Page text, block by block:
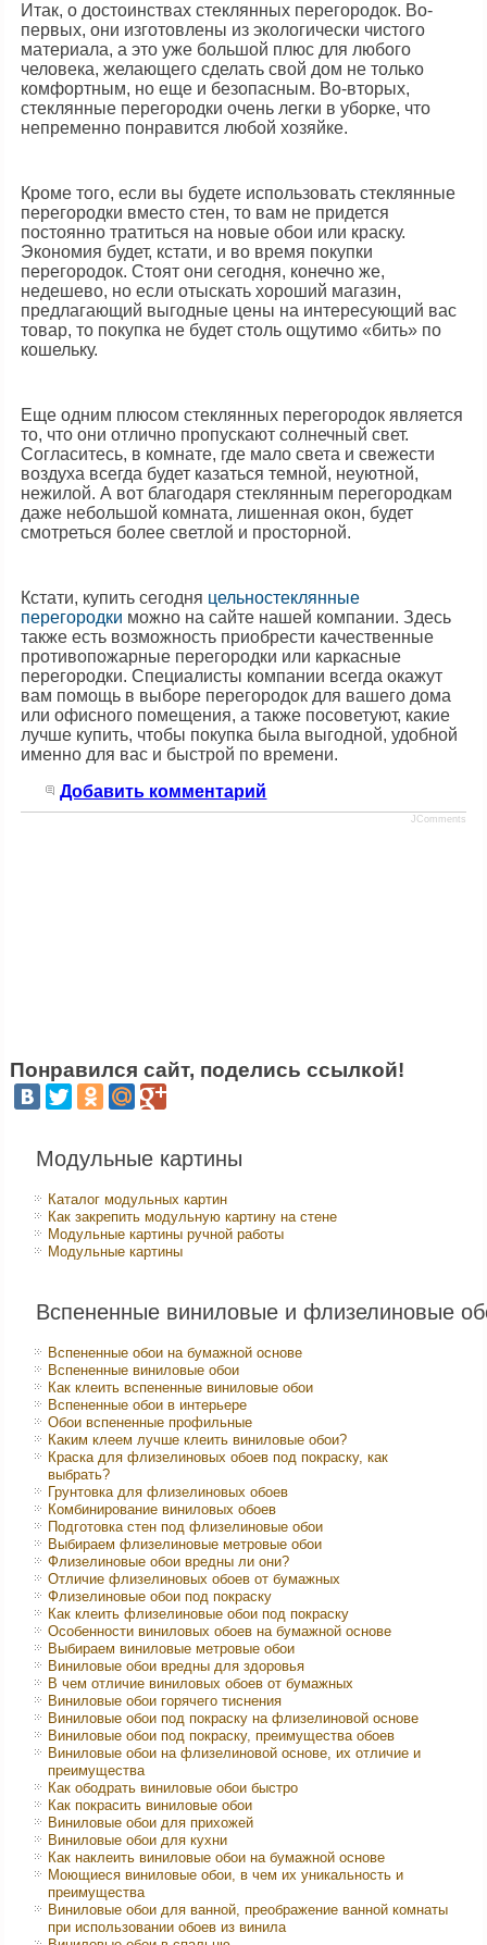
Итак, о достоинствах стеклянных перегородок. Во-
первых, они изготовлены из экологически чистого
материала, а это уже большой плюс для любого
человека, желающего сделать свой дом не только
комфортным, но еще и безопасным. Во-вторых,
стеклянные перегородки очень легки в уборке, что
непременно понравится любой хозяйке.
Кроме того, если вы будете использовать стеклянные
перегородки вместо стен, то вам не придется
постоянно тратиться на новые обои или краску.
Экономия будет, кстати, и во время покупки
перегородок. Стоят они сегодня, конечно же,
недешево, но если отыскать хороший магазин,
предлагающий выгодные цены на интересующий вас
товар, то покупка не будет столь ощутимо «бить» по
кошельку.
Еще одним плюсом стеклянных перегородок является
то, что они отлично пропускают солнечный свет.
Согласитесь, в комнате, где мало света и свежести
воздуха всегда будет казаться темной, неуютной,
нежилой. А вот благодаря стеклянным перегородкам
даже небольшой комната, лишенная окон, будет
смотреться более светлой и просторной.
Кстати, купить сегодня цельностеклянные
перегородки можно на сайте нашей компании. Здесь
также есть возможность приобрести качественные
противопожарные перегородки или каркасные
перегородки. Специалисты компании всегда окажут
вам помощь в выборе перегородок для вашего дома
или офисного помещения, а также посоветуют, какие
лучше купить, чтобы покупка была выгодной, удобной
именно для вас и быстрой по времени.
Добавить комментарий
JComments
Понравился сайт, поделись ссылкой!
Модульные картины
Каталог модульных картин
Как закрепить модульную картину на стене
Модульные картины ручной работы
Модульные картины
Вспененные виниловые и флизелиновые
Вспененные обои на бумажной основе
Вспененные виниловые обои
Как клеить вспененные виниловые обои
Вспененные обои в интерьере
Обои вспененные профильные
Каким клеем лучше клеить виниловые обои?
Краска для флизелиновых обоев под покраску, как
выбрать?
Грунтовка для флизелиновых обоев
Комбинирование виниловых обоев
Подготовка стен под флизелиновые обои
Выбираем флизелиновые метровые обои
Флизелиновые обои вредны ли они?
Отличие флизелиновых обоев от бумажных
Флизелиновые обои под покраску
Как клеить флизелиновые обои под покраску
Особенности виниловых обоев на бумажной основе
Выбираем виниловые метровые обои
Виниловые обои вредны для здоровья
В чем отличие виниловых обоев от бумажных
Виниловые обои горячего тиснения
Виниловые обои под покраску на флизелиновой основе
Виниловые обои под покраску, преимущества обоев
Виниловые обои на флизелиновой основе, их отличие и
преимущества
Как ободрать виниловые обои быстро
Как покрасить виниловые обои
Виниловые обои для прихожей
Виниловые обои для кухни
Как наклеить виниловые обои на бумажной основе
Моющиеся виниловые обои, в чем их уникальность и
преимущества
Виниловые обои для ванной, преображение ванной комнаты
при использовании обоев из винила